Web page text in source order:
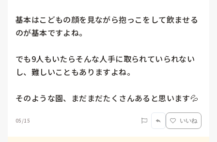
基本はこどもの顔を見ながら抱っこをして飲ませる
のが基本ですよね。
でも9人もいたらそんな人手に取られていられない
し、難しいこともありますよね。
そのような園、まだまだたくさんあると思います💦
05/15 いいね